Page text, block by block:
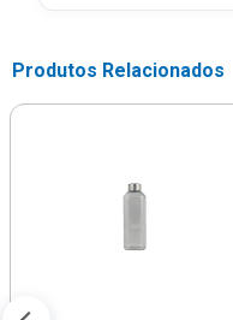
Produtos Relacionados